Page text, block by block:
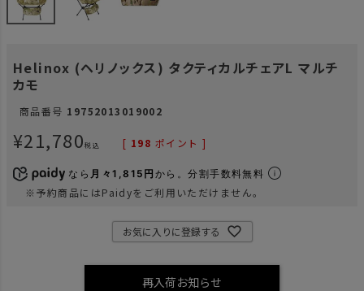
Helinox (ヘリノックス) タクティカルチェアL マルチ
カモ
商品番号 19752013019002
¥21,780税込 [ 198 ポイント ]
なら 月々1,815円 から。分割手数料無料
※予約商品にはPaidyをご利用いただけません。
お気に入りに登録する
再入荷お知らせ